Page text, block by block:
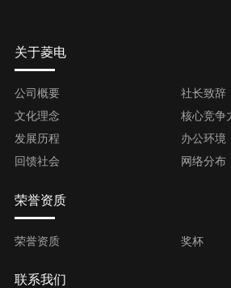
关于菱电
公司概要
社长致辞
文化理念
核心竞争
发展历程
办公环境
回馈社会
网络分布
荣誉资质
荣誉资质 奖杯
联系我们